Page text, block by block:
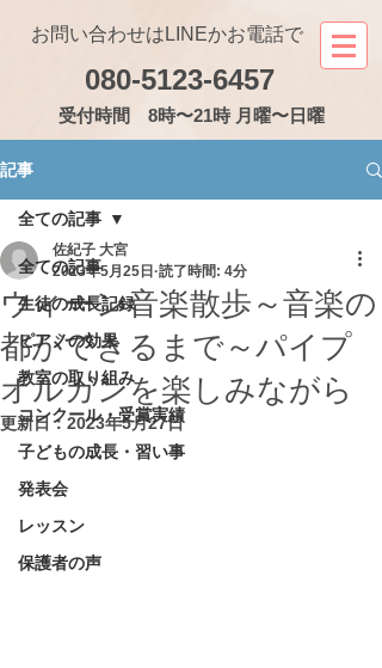
080-5123-6457
お問い合わせはLINEかお電話で
受付時間 8時〜21時 月曜〜日曜
記事
全ての記事
生徒の成長記録
ピアノの効果
教室の取り組み
コンクール・受賞実績
子どもの成長・習い事
発表会
レッスン
保護者の声
全ての記事
ウィーン音楽散歩～音楽の
都ができるまで～パイプ
オルガンを楽しみながら
佐紀子 大宮
2023年5月25日 読了時間: 4分
更新日：2023年5月27日